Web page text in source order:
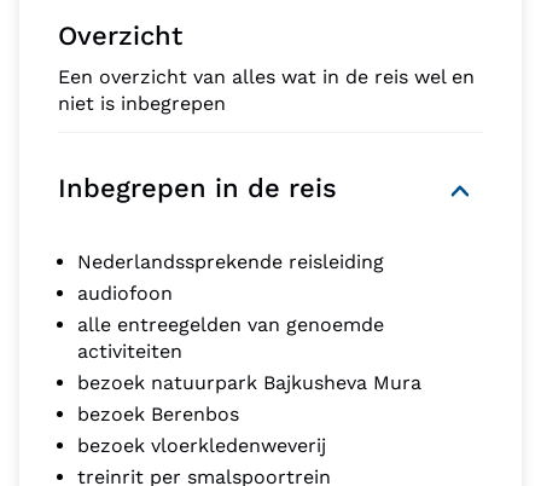
Overzicht
Een overzicht van alles wat in de reis wel en
niet is inbegrepen
Inbegrepen in de reis
Nederlandssprekende reisleiding
audiofoon
alle entreegelden van genoemde
activiteiten
bezoek natuurpark Bajkusheva Mura
bezoek Berenbos
bezoek vloerkledenweverij
treinrit per smalspoortrein